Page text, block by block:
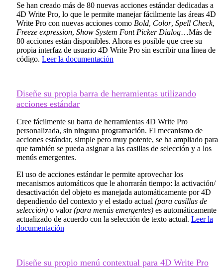
Se han creado más de 80 nuevas acciones estándar dedicadas a
4D Write Pro, lo que le permite manejar fácilmente las áreas 4D
Write Pro con nuevas acciones como Bold, Color, Spell Check,
Freeze expression, Show System Font Picker Dialog…Más de
80 acciones están disponibles. Ahora es posible que cree su
propia interfaz de usuario 4D Write Pro sin escribir una línea de
código. Leer la documentación
Diseñe su propia barra de herramientas utilizando
acciones estándar
Cree fácilmente su barra de herramientas 4D Write Pro
personalizada, sin ninguna programación. El mecanismo de
acciones estándar, simple pero muy potente, se ha ampliado para
que también se pueda asignar a las casillas de selección y a los
menús emergentes.
El uso de acciones estándar le permite aprovechar los
mecanismos automáticos que le ahorrarán tiempo: la activación/
desactivación del objeto es manejada automáticamente por 4D
dependiendo del contexto y el estado actual (para casillas de
selección) o valor(para menús emergentes) es automáticamente
actualizado de acuerdo con la selección de texto actual. Leer la
documentación
Diseñe su propio menú contextual para 4D Write Pro